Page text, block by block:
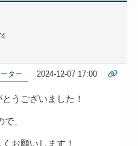
ター 2024-12-07 17:00
うございました！
、
お願いします！